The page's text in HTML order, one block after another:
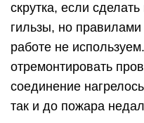
скрутка, если
гильзы, но
работе не
отремонтировать
соединение
так и до пожара